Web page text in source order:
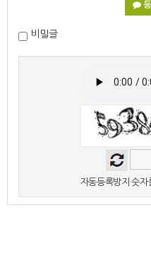
비밀글
자동등록방지 숫자